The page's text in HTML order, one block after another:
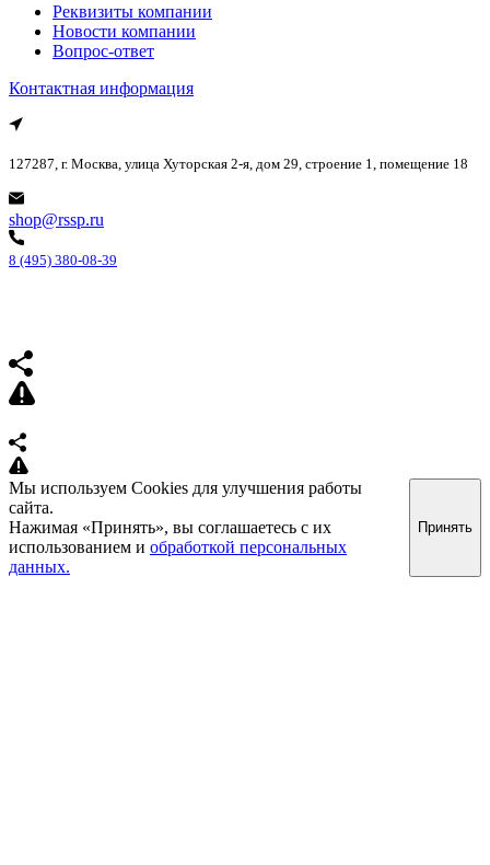
Реквизиты компании
Новости компании
Вопрос-ответ
Контактная информация
127287, г. Москва, улица Хуторская 2-я, дом 29, строение 1, помещение 18
shop@rssp.ru
8 (495) 380-08-39
Мы используем Cookies для улучшения работы
сайта.
Нажимая «Принять», вы соглашаетесь с их
использованием и обработкой персональных
данных.
Принять